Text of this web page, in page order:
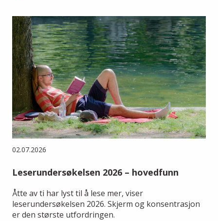
02.07.2026
Leserundersøkelsen 2026 – hovedfunn
Åtte av ti har lyst til å lese mer, viser
leserundersøkelsen 2026. Skjerm og konsentrasjon
er den største utfordringen.